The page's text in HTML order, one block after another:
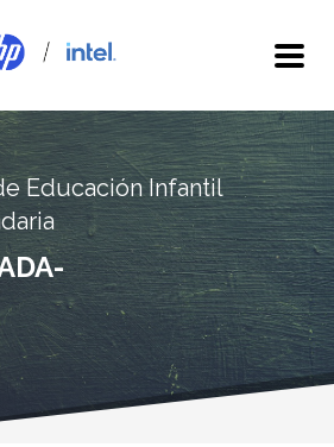
Educación Infantil